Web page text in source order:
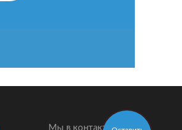
Мы в контакте: